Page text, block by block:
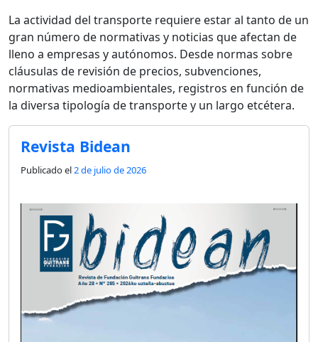
La actividad del transporte requiere estar al tanto de un
gran número de normativas y noticias que afectan de
lleno a empresas y autónomos. Desde normas sobre
cláusulas de revisión de precios, subvenciones,
normativas medioambientales, registros en función de
la diversa tipología de transporte y un largo etcétera.
Revista Bidean
Publicado el2 de julio de 2026